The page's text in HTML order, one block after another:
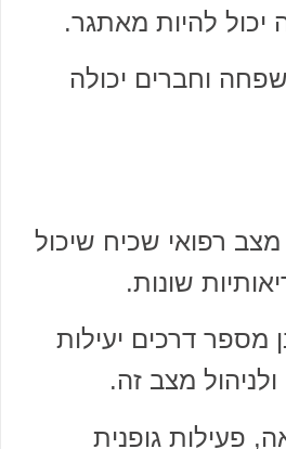
יכול להיות מאתגר.
וחברים יכולה
רפואי שכיח שיכול
שונות.
מספר דרכים יעילות
מצב זה.
פעילות גופנית